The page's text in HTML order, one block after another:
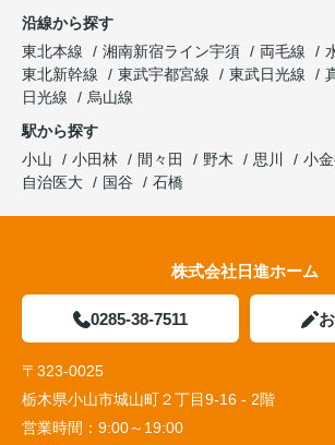
沿線から探す
東北本線
湘南新宿ライン宇須 両毛線
東北新幹線
東武宇都宮線 東武日光線
日光線
烏山線
駅から探す
小山
小田林 間々田 野木 思川 小
自治医大
国谷 石橋
株式会社日進ホーム
0285-38-7511
〒323-0025
栃木県小山市城山町２丁目9-16 - 2階
営業時間： 9:00～19:00